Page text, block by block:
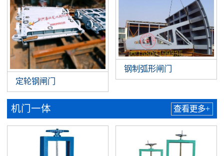
定轮钢闸门
钢制弧形闸门
机门一体 查看更多+